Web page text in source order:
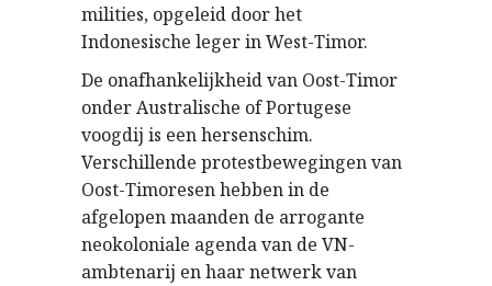
milities, opgeleid door het
Indonesische leger in West-Timor.
De onafhankelijkheid van Oost-Timor
onder Australische of Portugese
voogdij is een hersenschim.
Verschillende protestbewegingen van
Oost-Timoresen hebben in de
afgelopen maanden de arrogante
neokoloniale agenda van de VN-
ambtenarij en haar netwerk van